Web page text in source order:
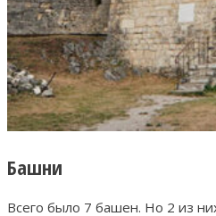
Башни
Всего было 7 башен. Но 2 из